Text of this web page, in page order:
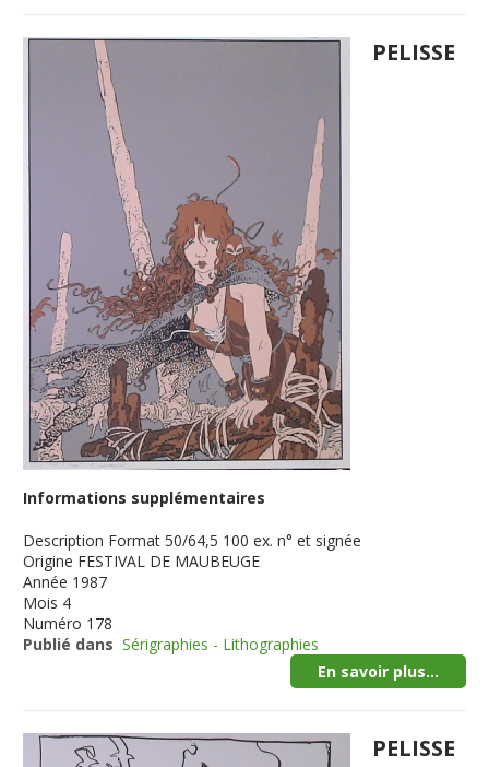
PELISSE
Informations supplémentaires
Description Format 50/64,5 100 ex. n° et signée
Origine FESTIVAL DE MAUBEUGE
Année 1987
Mois 4
Numéro 178
Publié dans Sérigraphies - Lithographies
En savoir plus...
PELISSE